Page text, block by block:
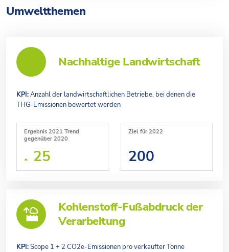
Umweltthemen
Nachhaltige Landwirtschaft
KPI:Anzahl der landwirtschaftlichen Betriebe, bei denen die
THG-Emissionen bewertet werden
Ergebnis 2021 Trend
gegenüber 2020
25
Ziel für 2022
200
Kohlenstoff-Fußabdruck der
Verarbeitung
KPI:Scope 1 + 2 CO2e-Emissionen pro verkaufter Tonne